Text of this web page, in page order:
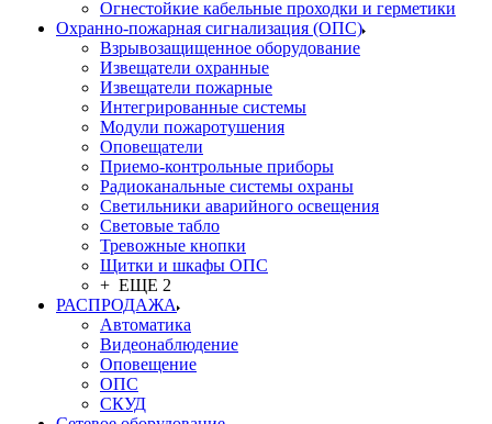
Огнестойкие кабельные проходки и герметики
Охранно-пожарная сигнализация (ОПС)
Взрывозащищенное оборудование
Извещатели охранные
Извещатели пожарные
Интегрированные системы
Модули пожаротушения
Оповещатели
Приемо-контрольные приборы
Радиоканальные системы охраны
Светильники аварийного освещения
Световые табло
Тревожные кнопки
Щитки и шкафы ОПС
+ ЕЩЕ 2
РАСПРОДАЖА
Автоматика
Видеонаблюдение
Оповещение
ОПС
СКУД